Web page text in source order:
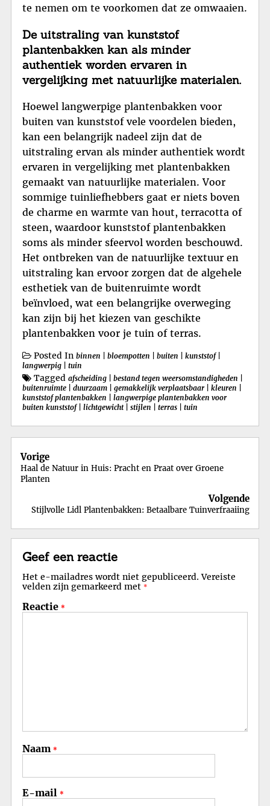
te nemen om te voorkomen dat ze omwaaien.
De uitstraling van kunststof
plantenbakken kan als minder
authentiek worden ervaren in
vergelijking met natuurlijke materialen.
Hoewel langwerpige plantenbakken voor
buiten van kunststof vele voordelen bieden,
kan een belangrijk nadeel zijn dat de
uitstraling ervan als minder authentiek wordt
ervaren in vergelijking met plantenbakken
gemaakt van natuurlijke materialen. Voor
sommige tuinliefhebbers gaat er niets boven
de charme en warmte van hout, terracotta of
steen, waardoor kunststof plantenbakken
soms als minder sfeervol worden beschouwd.
Het ontbreken van de natuurlijke textuur en
uitstraling kan ervoor zorgen dat de algehele
esthetiek van de buitenruimte wordt
beïnvloed, wat een belangrijke overweging
kan zijn bij het kiezen van geschikte
plantenbakken voor je tuin of terras.
Posted In binnen bloempotten buiten kunststof|
langwerpig
tuin
Tagged afscheiding bestand tegen weersomstandigheden
buitenruimte
duurzaam gemakkelijk verplaatsbaar kleuren
kunststof plantenbakken
langwerpige plantenbakken voor
buiten kunststof| lichtgewicht| stijlen terras tuin
Berichtnavigatie
Vorige
Haal de Natuur in Huis: Pracht en Praat over Groene
Planten
Volgende
Stijlvolle Lidl Plantenbakken: Betaalbare Tuinverfraaiing
Geef een reactie
Het e-mailadres wordt niet gepubliceerd. Vereiste
velden zijn gemarkeerd met *
Reactie *
Naam *
E-mail *